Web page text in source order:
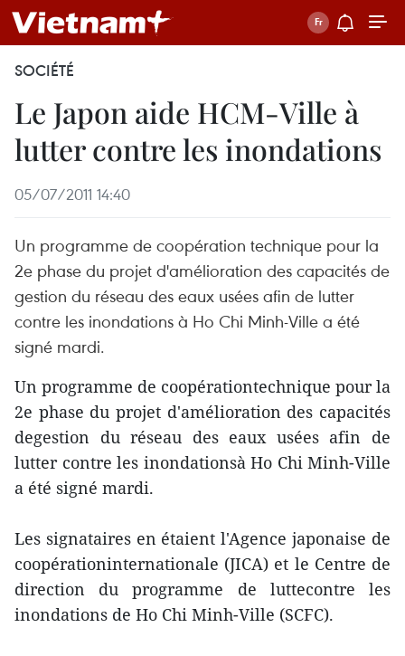
SOCIÉTÉ
Le Japon aide HCM-Ville à
lutter contre les inondations
05/07/2011 14:40
Un programme de coopération technique pour la
2e phase du projet d'amélioration des capacités de
gestion du réseau des eaux usées afin de lutter
contre les inondations à Ho Chi Minh-Ville a été
signé mardi.
Un programme de coopérationtechnique pour la
2e phase du projet d'amélioration des capacités
degestion du réseau des eaux usées afin de
lutter contre les inondationsà Ho Chi Minh-Ville
a été signé mardi.
Les signataires en étaient l'Agence japonaise de
coopérationinternationale (JICA) et le Centre de
direction du programme de luttecontre les
inondations de Ho Chi Minh-Ville (SCFC).